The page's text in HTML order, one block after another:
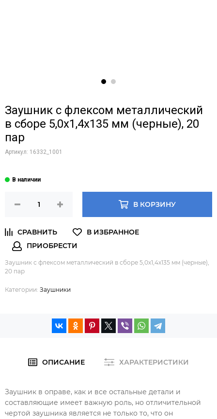
Заушник с флексом металлический
в сборе 5,0х1,4х135 мм (черные), 20
пар
Артикул: 16332_1001
В КОРЗИНУ
Заушник с флексом металлический в сборе 5,0х1,4х135 мм (черные),
20 пар
Категории: Заушники
ОПИСАНИЕ ХАРАКТЕРИСТИКИ
Заушник в оправе, как и все остальные детали и
составляющие имеет важную роль, но отличительной
чертой заушника является не только то, что он